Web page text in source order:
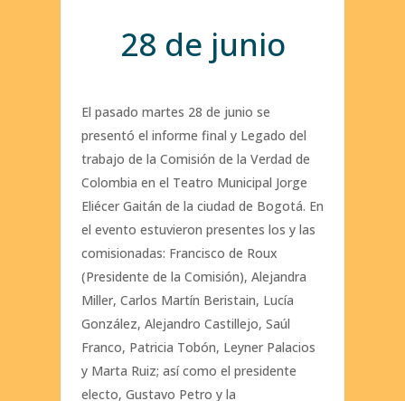
28 de junio
El pasado martes 28 de junio se
presentó el informe final y Legado del
trabajo de la Comisión de la Verdad de
Colombia en el Teatro Municipal Jorge
Eliécer Gaitán de la ciudad de Bogotá. En
el evento estuvieron presentes los y las
comisionadas: Francisco de Roux
(Presidente de la Comisión), Alejandra
Miller, Carlos Martín Beristain, Lucía
González, Alejandro Castillejo, Saúl
Franco, Patricia Tobón, Leyner Palacios
y Marta Ruiz; así como el presidente
electo, Gustavo Petro y la